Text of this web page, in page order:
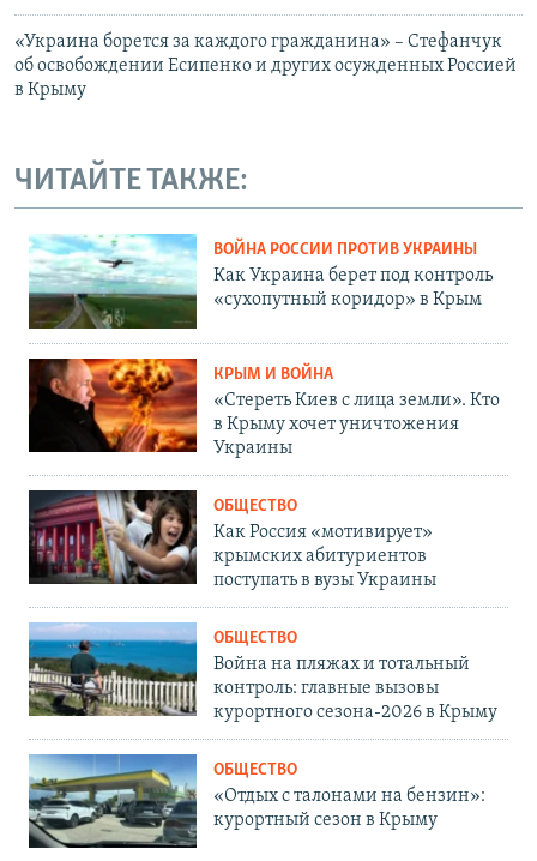
«Украина борется за каждого гражданина» – Стефанчук
об освобождении Есипенко и других осужденных Россией
в Крыму
ЧИТАЙТЕ ТАКЖЕ:
ВОЙНА РОССИИ ПРОТИВ УКРАИНЫ
Как Украина берет под контроль
«сухопутный коридор» в Крым
КРЫМ И ВОЙНА
«Стереть Киев с лица земли». Кто
в Крыму хочет уничтожения
Украины
ОБЩЕСТВО
Как Россия «мотивирует»
крымских абитуриентов
поступать в вузы Украины
ОБЩЕСТВО
Война на пляжах и тотальный
контроль: главные вызовы
курортного сезона-2026 в Крыму
ОБЩЕСТВО
«Отдых с талонами на бензин»:
курортный сезон в Крыму